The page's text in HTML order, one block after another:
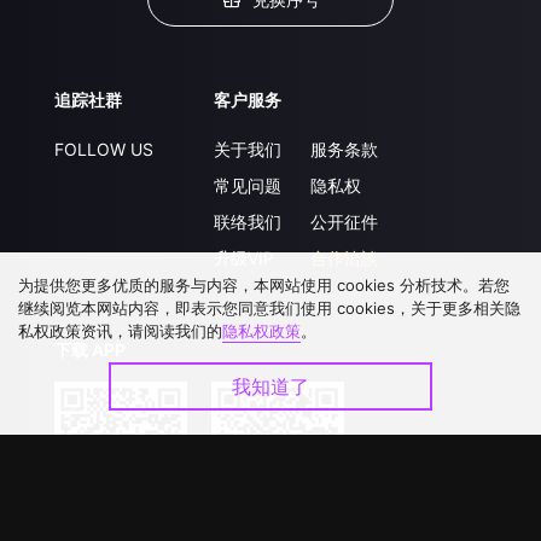
追踪社群
FOLLOW US
客户服务
关于我们
常见问题
联络我们
升级VIP
服务条款
隐私权
公开征件
合作洽談
为提供您更多优质的服务与内容，本网站使用 cookies 分析技术。若您
继续阅览本网站内容，即表示您同意我们使用 cookies，关于更多相关隐
私权政策资讯，请阅读我们的隐私权政策。
我知道了